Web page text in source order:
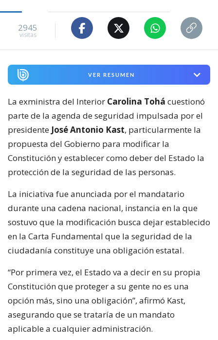
2945
visitas
VER RESUMEN
La exministra del Interior Carolina Tohá cuestionó
parte de la agenda de seguridad impulsada por el
presidente José Antonio Kast, particularmente la
propuesta del Gobierno para modificar la
Constitución y establecer como deber del Estado la
protección de la seguridad de las personas.
La iniciativa fue anunciada por el mandatario
durante una cadena nacional, instancia en la que
sostuvo que la modificación busca dejar establecido
en la Carta Fundamental que la seguridad de la
ciudadanía constituye una obligación estatal.
“Por primera vez, el Estado va a decir en su propia
Constitución que proteger a su gente no es una
opción más, sino una obligación”, afirmó Kast,
asegurando que se trataría de un mandato
aplicable a cualquier administración.